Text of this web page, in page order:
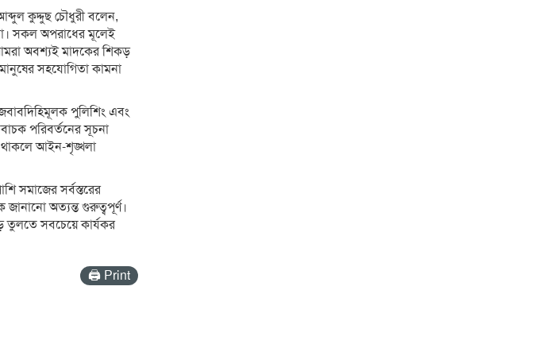
কুদ্দুছ চৌধুরী বলেন,
সকল অপরাধের মূলেই
অবশ্যই মাদকের শিকড়
সহযোগিতা কামনা
পুলিশিং এবং
পরিবর্তনের সূচনা
থাকলে আইন-শৃঙ্খলা
সমাজের সর্বস্তরের
অত্যন্ত গুরুত্বপূর্ণ।
তুলতে সবচেয়ে কার্যকর
🖨 Print